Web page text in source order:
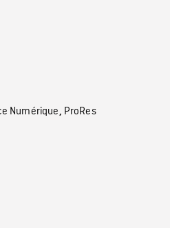
Numérique, ProRes